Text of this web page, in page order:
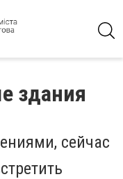
здания
сейчас